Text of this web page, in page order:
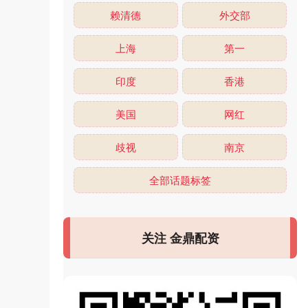
赖清德 外交部
上海 第一
印度 香港
美国 网红
歧视 南京
全部话题标签
关注 金鼎配资